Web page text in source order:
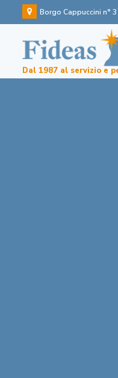
Borgo Cappuccini n°
Dal 1987 al servizio e